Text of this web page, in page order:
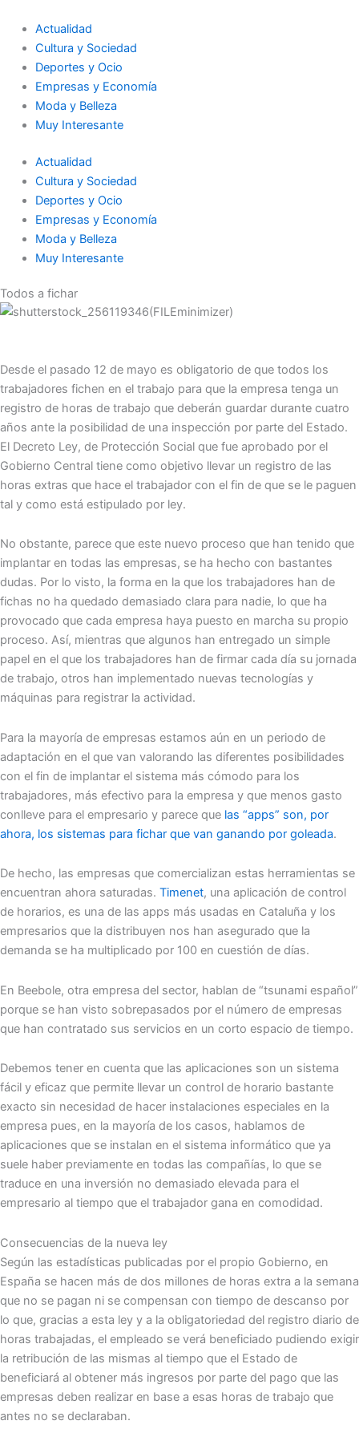
contenido
Actualidad
Cultura y Sociedad
Deportes y Ocio
Empresas y Economía
Moda y Belleza
Muy Interesante
Actualidad
Cultura y Sociedad
Deportes y Ocio
Empresas y Economía
Moda y Belleza
Muy Interesante
Todos a fichar
Desde el pasado 12 de mayo es obligatorio de que todos los
trabajadores fichen en el trabajo para que la empresa tenga un
registro de horas de trabajo que deberán guardar durante cuatro
años ante la posibilidad de una inspección por parte del Estado.
El Decreto Ley, de Protección Social que fue aprobado por el
Gobierno Central tiene como objetivo llevar un registro de las
horas extras que hace el trabajador con el fin de que se le paguen
tal y como está estipulado por ley.
No obstante, parece que este nuevo proceso que han tenido que
implantar en todas las empresas, se ha hecho con bastantes
dudas. Por lo visto, la forma en la que los trabajadores han de
fichas no ha quedado demasiado clara para nadie, lo que ha
provocado que cada empresa haya puesto en marcha su propio
proceso. Así, mientras que algunos han entregado un simple
papel en el que los trabajadores han de firmar cada día su jornada
de trabajo, otros han implementado nuevas tecnologías y
máquinas para registrar la actividad.
Para la mayoría de empresas estamos aún en un periodo de
adaptación en el que van valorando las diferentes posibilidades
con el fin de implantar el sistema más cómodo para los
trabajadores, más efectivo para la empresa y que menos gasto
conlleve para el empresario y parece que las “apps” son, por
ahora, los sistemas para fichar que van ganando por goleada.
De hecho, las empresas que comercializan estas herramientas se
encuentran ahora saturadas. Timenet, una aplicación de control
de horarios, es una de las apps más usadas en Cataluña y los
empresarios que la distribuyen nos han asegurado que la
demanda se ha multiplicado por 100 en cuestión de días.
En Beebole, otra empresa del sector, hablan de “tsunami español”
porque se han visto sobrepasados por el número de empresas
que han contratado sus servicios en un corto espacio de tiempo.
Debemos tener en cuenta que las aplicaciones son un sistema
fácil y eficaz que permite llevar un control de horario bastante
exacto sin necesidad de hacer instalaciones especiales en la
empresa pues, en la mayoría de los casos, hablamos de
aplicaciones que se instalan en el sistema informático que ya
suele haber previamente en todas las compañías, lo que se
traduce en una inversión no demasiado elevada para el
empresario al tiempo que el trabajador gana en comodidad.
Consecuencias de la nueva ley
Según las estadísticas publicadas por el propio Gobierno, en
España se hacen más de dos millones de horas extra a la semana
que no se pagan ni se compensan con tiempo de descanso por
lo que, gracias a esta ley y a la obligatoriedad del registro diario de
horas trabajadas, el empleado se verá beneficiado pudiendo exigir
la retribución de las mismas al tiempo que el Estado de
beneficiará al obtener más ingresos por parte del pago que las
empresas deben realizar en base a esas horas de trabajo que
antes no se declaraban.